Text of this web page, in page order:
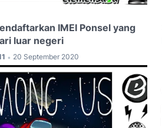
IMEI Ponsel yang
luar negeri
• 20 September 2020